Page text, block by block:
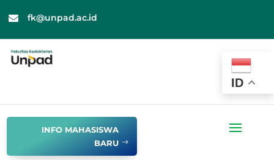
 fk@unpad.ac.id
ID
INFO MAHASISWA
BARU